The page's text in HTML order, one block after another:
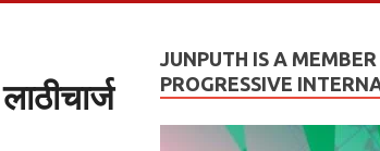
JUNPUTH IS A MEMBER
PROGRESSIVE